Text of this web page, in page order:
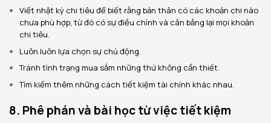
Viết nhật ký chi tiêu để biết rằng bản thân có các khoản chi nào
chưa phù hợp, từ đó có sự điều chỉnh và cân bằng lại mọi khoản
chi tiêu.
Luôn luôn lựa chọn sự chủ động.
Tránh tình trạng mua sắm những thứ không cần thiết.
Tìm kiếm thêm những cách tiết kiệm tài chính khác nhau.
8. Phê phán và bài học từ việc tiết kiệm